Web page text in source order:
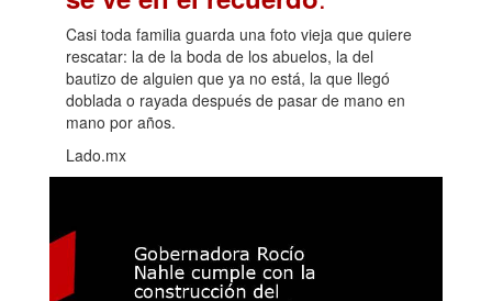
Casi toda familia guarda una foto vieja que quiere
rescatar: la de la boda de los abuelos, la del
bautizo de alguien que ya no está, la que llegó
doblada o rayada después de pasar de mano en
mano por años.
Lado.mx